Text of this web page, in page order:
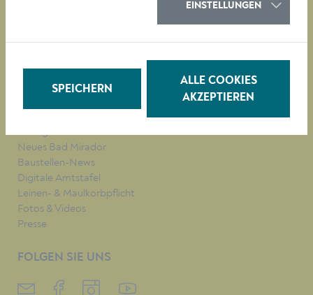
Parken in Krems
Müllkalender
Neues Bad Mirador
Baustellen-News
Digitale Amtstafel
Leinen- & Maulkorbpflicht
Fotos & Videos
Presse
FOLGEN SIE UNS
EINSTELLUNGEN
SPEICHERN
ALLE COOKIES
AKZEPTIEREN